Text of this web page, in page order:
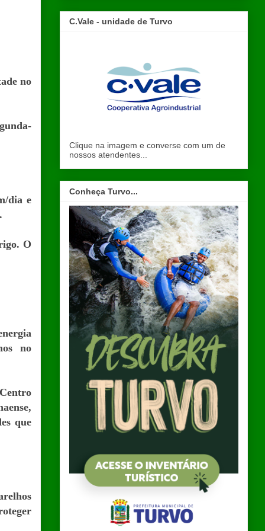
no
dia e
O
no
que
C.Vale - unidade de Turvo
Clique na imagem e converse com um de
nossos atendentes...
Conheça Turvo...